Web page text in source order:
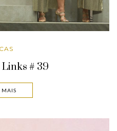
# 39
MAIS